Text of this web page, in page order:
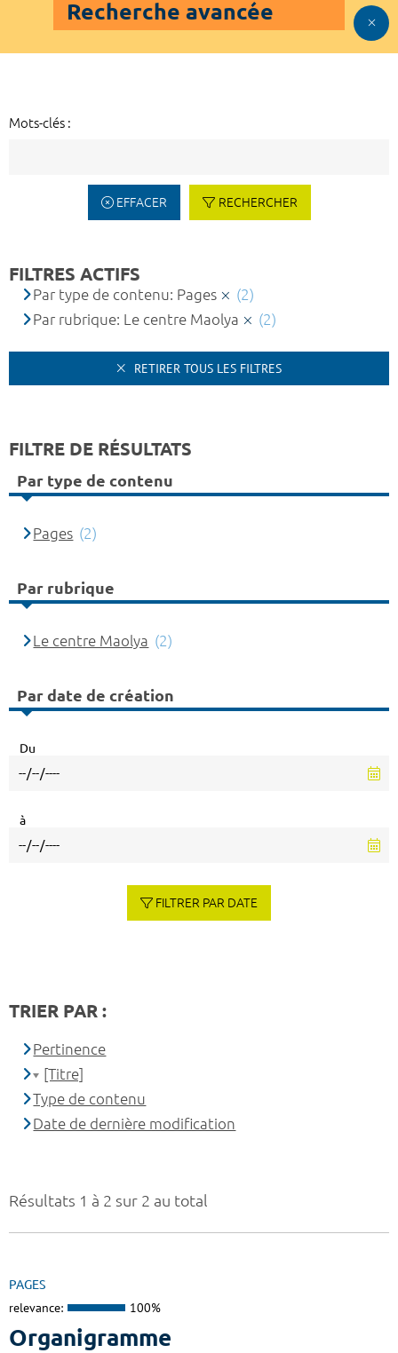
Recherche avancée
Mots-clés :
EFFACER RECHERCHER
Résultats 1 à 2 sur 2 au total
PAGES
relevance: 100%
Organigramme
FILTRES ACTIFS
Par type de contenu: Pages
(2)
Par rubrique: Le centre Maolya
(2)
RETIRER TOUS LES FILTRES
FILTRE DE RÉSULTATS
Par type de contenu
Pages (2)
Par rubrique
Le centre Maolya (2)
Par date de création
Du
à
FILTRER PAR DATE
TRIER PAR :
Pertinence
[Titre]
Type de contenu
Date de dernière modification